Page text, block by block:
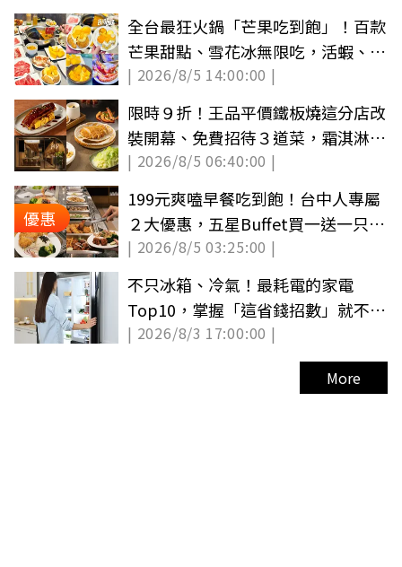
全台最狂火鍋「芒果吃到飽」！百款
芒果甜點、雪花冰無限吃，活蝦、雪
蟹腳任夾
| 2026/8/5 14:00:00 |
限時９折！王品平價鐵板燒這分店改
裝開幕、免費招待３道菜，霜淇淋吃
到飽
| 2026/8/5 06:40:00 |
優惠
199元爽嗑早餐吃到飽！台中人專屬
２大優惠，五星Buffet買一送一只要
420元
| 2026/8/5 03:25:00 |
不只冰箱、冷氣！最耗電的家電
Top10，掌握「這省錢招數」就不怕
吃電怪獸
| 2026/8/3 17:00:00 |
More